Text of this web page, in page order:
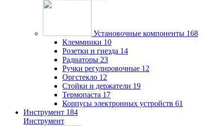
Установочные компоненты 168
Клеммники 10
Розетки и гнезда 14
Радиаторы 23
Ручки регулировочные 12
Оргстекло 12
Стойки и держатели 19
Термопаста 17
Корпусы электронных устройств 61
Инструмент 184
Инструмент